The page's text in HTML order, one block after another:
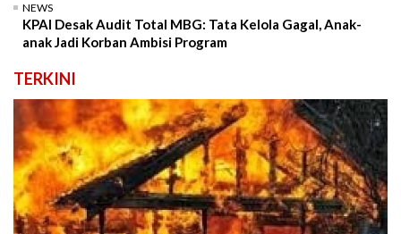
NEWS
KPAI Desak Audit Total MBG: Tata Kelola Gagal, Anak-
anak Jadi Korban Ambisi Program
TERKINI